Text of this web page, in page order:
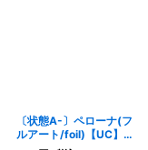
〔状態A-〕ペローナ(フ
ルアート/foil)【UC】